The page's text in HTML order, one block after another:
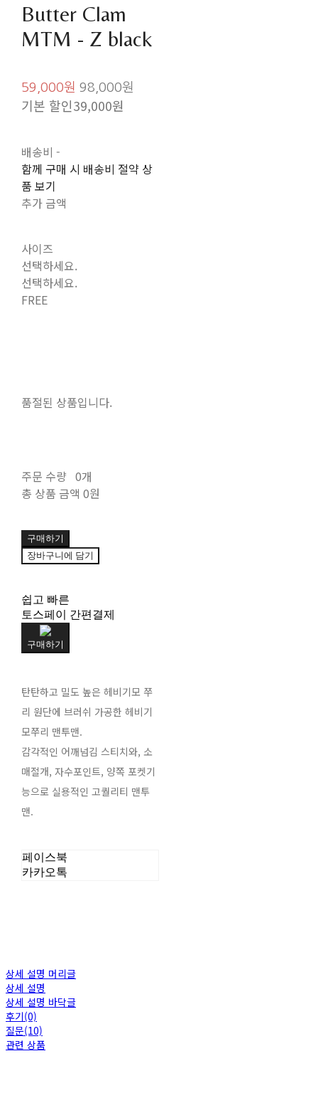
Butter Clam
MTM - Z black
59,000원 98,000원
기본 할인39,000원
배송비 -
함께 구매 시 배송비 절약 상
품 보기
추가 금액
사이즈
선택하세요.
선택하세요.
FREE
품절된 상품입니다.
주문 수량 0개
총 상품 금액 0원
구매하기
장바구니에 담기
쉽고 빠른
토스페이 간편결제
구매하기
탄탄하고 밀도 높은 헤비기모 쭈
리 원단에 브러쉬 가공한 헤비기
모쭈리 맨투맨.
감각적인 어깨넘김 스티치와, 소
매절개, 자수포인트, 양쪽 포켓기
능으로 실용적인 고퀄리티 맨투
맨.
페이스북
카카오톡
상세 설명 머리글
상세 설명
상세 설명 바닥글
후기(0)
질문(10)
관련 상품